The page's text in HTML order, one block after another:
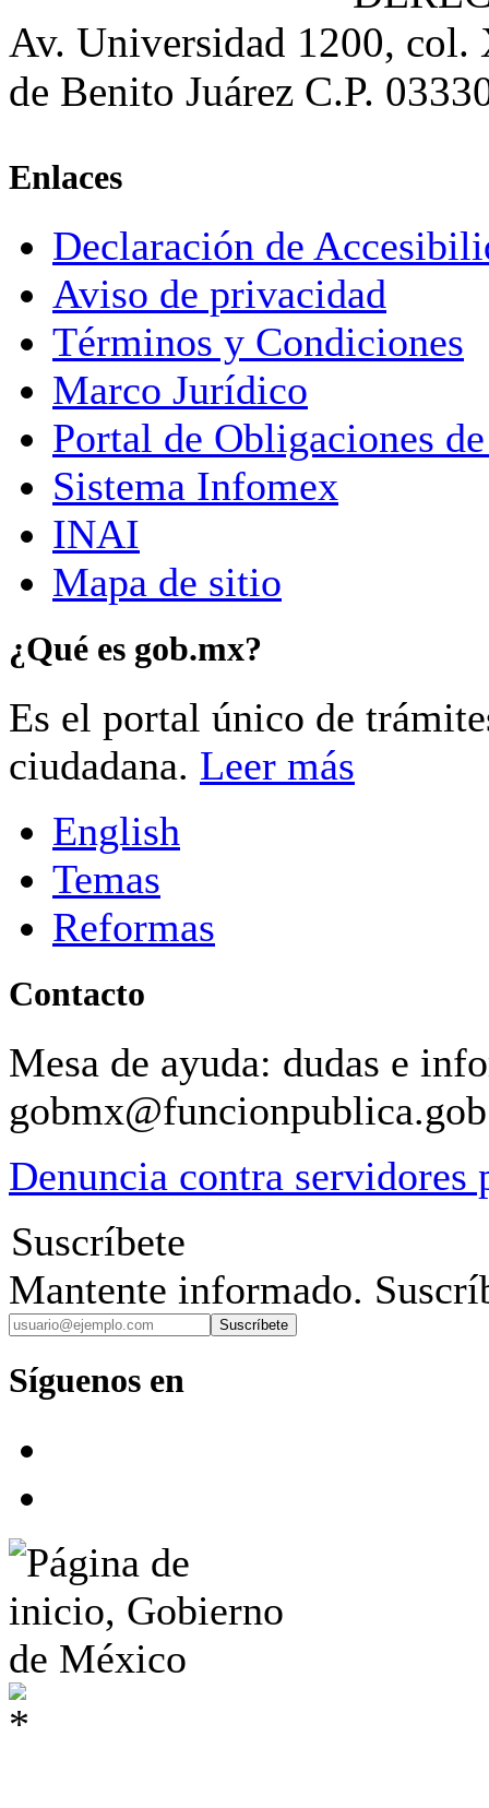
Av. Universidad 1200,
de Benito Juárez C.P.
Enlaces
Declaración de
Aviso de privacidad
Términos y Condiciones
Marco Jurídico
Portal de Obligaciones
Sistema Infomex
INAI
Mapa de sitio
¿Qué es gob.mx?
Es el portal único de
ciudadana. Leer más
English
Temas
Reformas
Contacto
Mesa de ayuda: dudas e
Denuncia contra servidores
Suscríbete
Mantente informado.
Suscríbete
Síguenos en